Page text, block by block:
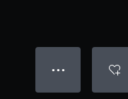
● ● ●